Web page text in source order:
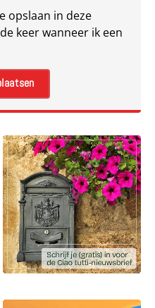
opslaan in deze
keer wanneer ik een